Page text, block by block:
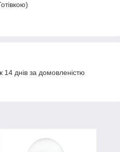
днів за домовленістю